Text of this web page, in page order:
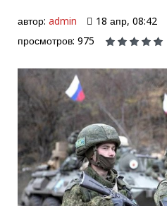
автор: admin 18 апр, 08:42
просмотров: 975